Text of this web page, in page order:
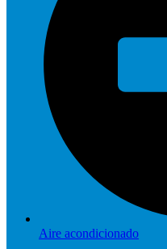
Aire acondicionado